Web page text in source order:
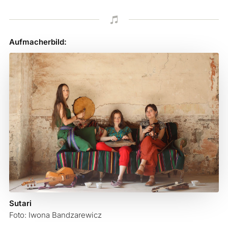

Aufmacherbild:
Sutari
Foto: Iwona Bandzarewicz